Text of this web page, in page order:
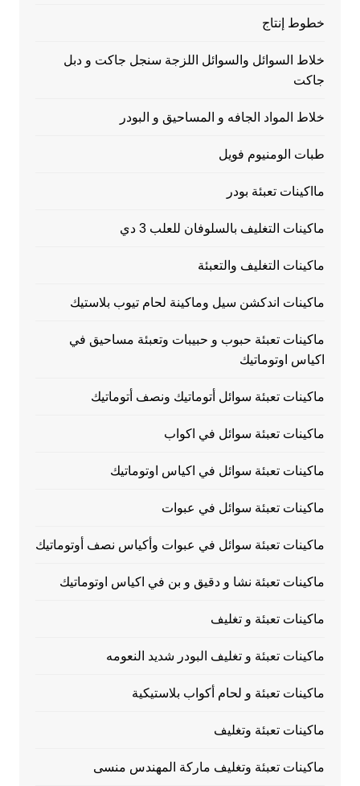
خطوط إنتاج
خلاط السوائل والسوائل اللزجة سنجل جاكت و دبل
جاكت
خلاط المواد الجافه و المساحيق و البودر
طبات الومنيوم فويل
مااكينات تعبئة بودر
ماكينات التغليف بالسلوفان للعلب 3 دي
ماكينات التغليف والتعبئة
ماكينات اندكشن سيل وماكينة لحام تيوب بلاستيك
ماكينات تعبئة حبوب و حبيبات وتعبئة مساحيق في
اكياس اوتوماتيك
ماكينات تعبئة سوائل أتوماتيك ونصف أتوماتيك
ماكينات تعبئة سوائل في اكواب
ماكينات تعبئة سوائل في اكياس اوتوماتيك
ماكينات تعبئة سوائل في عبوات
ماكينات تعبئة سوائل في عبوات وأكياس نصف أوتوماتيك
ماكينات تعبئة نشا و دقيق و بن في اكياس اوتوماتيك
ماكينات تعبئة و تغليف
ماكينات تعبئة و تغليف البودر شديد النعومه
ماكينات تعبئة و لحام أكواب بلاستيكية
ماكينات تعبئة وتغليف
ماكينات تعبئة وتغليف ماركة المهندس منسى